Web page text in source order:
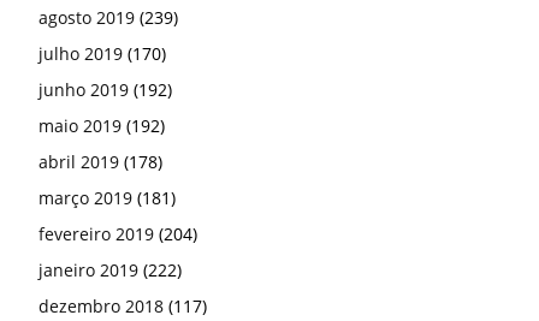
agosto 2019 (239)
julho 2019 (170)
junho 2019 (192)
maio 2019 (192)
abril 2019 (178)
março 2019 (181)
fevereiro 2019 (204)
janeiro 2019 (222)
dezembro 2018 (117)